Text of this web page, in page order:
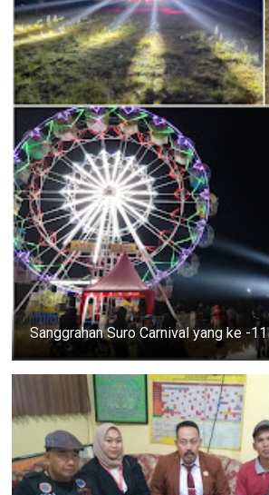
Sanggrahan Suro Carnival yang ke -11